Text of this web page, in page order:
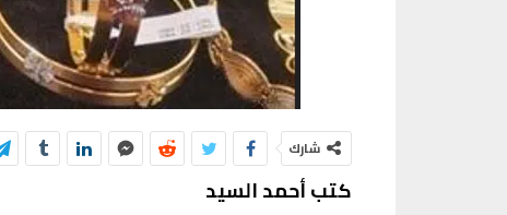
شارك
كتب أحمد السيد